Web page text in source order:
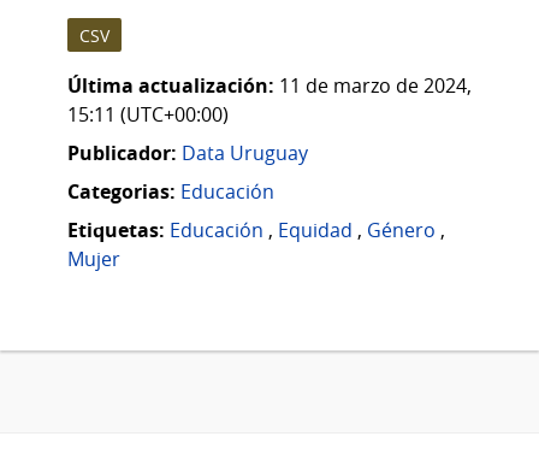
CSV
Última actualización: 11 de marzo de 2024,
15:11 (UTC+00:00)
Publicador: Data Uruguay
Categorias: Educación
Etiquetas: Educación , Equidad , Género ,
Mujer